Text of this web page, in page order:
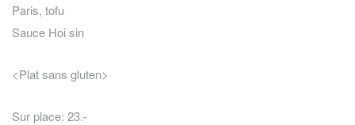
Paris, tofu
Sauce Hoi sin
<Plat sans gluten>
Sur place: 23.-